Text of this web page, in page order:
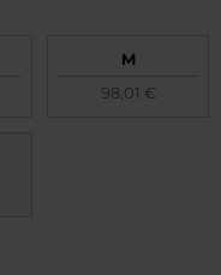
M
98,01 €